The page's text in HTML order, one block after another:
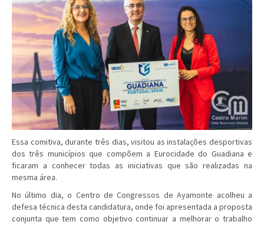
Essa comitiva, durante três dias, visitou as instalações desportivas
dos três municípios que compõem a Eurocidade do Guadiana e
ficaram a conhecer todas as iniciativas que são realizadas na
mesma área.
No último dia, o Centro de Congressos de Ayamonte acolheu a
defesa técnica desta candidatura, onde foi apresentada a proposta
conjunta que tem como objetivo continuar a melhorar o trabalho